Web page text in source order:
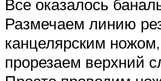
Все оказалось
Размечаем линию
канцелярским
прорезаем верхний